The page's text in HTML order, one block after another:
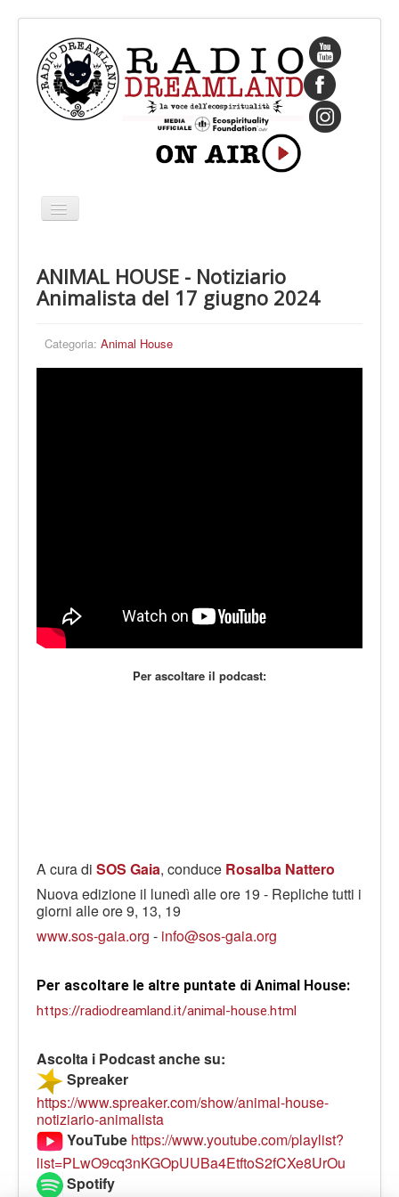
Cambia
navigazione
CHI SIAMO
IL FONDATORE
PROGRAMMI
PALINSESTO
ANIMAL HOUSE - Notiziario
Animalista del 17 giugno 2024
Categoria: Animal House
Per ascoltare il podcast:
A cura di SOS Gaia, conduce Rosalba Nattero
Nuova edizione il lunedì alle ore 19 - Repliche tutti i
giorni alle ore 9, 13, 19
www.sos-gaia.org - info@sos-gaia.org
Per ascoltare le altre puntate di Animal House:
https://radiodreamland.it/animal-house.html
Ascolta i Podcast anche su:
Spreaker
https://www.spreaker.com/show/animal-house-
notiziario-animalista
YouTube https://www.youtube.com/playlist?
list=PLwO9cq3nKGOpUUBa4EtftoS2fCXe8UrOu
Spotify